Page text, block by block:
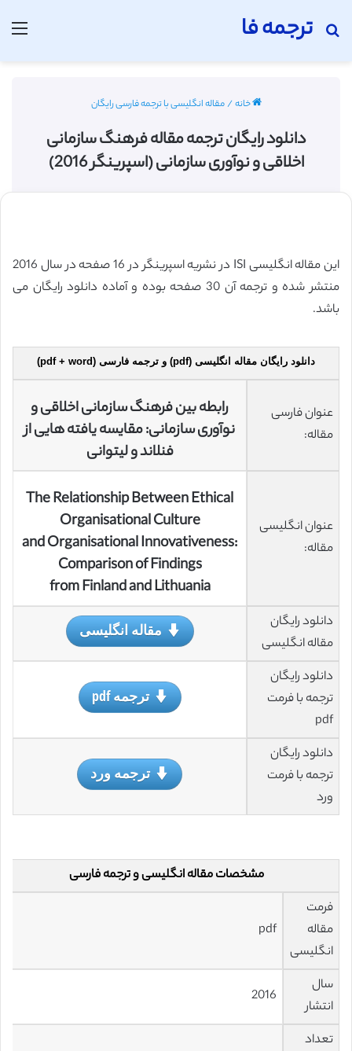
ترجمه فا
جستجو برای
خانه/مقاله انگلیسی با ترجمه فارسی رایگان
دانلود رایگان ترجمه مقاله فرهنگ سازمانی
اخلاقی و نوآوری سازمانی (اسپرینگر 2016)
این مقاله انگلیسی ISI در نشریه اسپرینگر در 16 صفحه در سال 2016
منتشر شده و ترجمه آن 30 صفحه بوده و آماده دانلود رایگان می
باشد.
دانلود رایگان مقاله انگلیسی (pdf) و ترجمه فارسی (pdf + word)
عنوان فارسی
مقاله:
رابطه بین فرهنگ سازمانی اخلاقی و
نوآوری سازمانی: مقایسه یافته هایی از
فنلاند و لیتوانی
عنوان انگلیسی
مقاله:
The Relationship Between Ethical
Organisational Culture
and Organisational Innovativeness:
Comparison of Findings
from Finland and Lithuania
دانلود رایگان
مقاله انگلیسی
مقاله انگلیسی
دانلود رایگان
ترجمه با فرمت
pdf
ترجمه pdf
دانلود رایگان
ترجمه با فرمت
ورد
ترجمه ورد
مشخصات مقاله انگلیسی و ترجمه فارسی
فرمت
مقاله
انگلیسی
pdf
سال
انتشار
2016
تعداد